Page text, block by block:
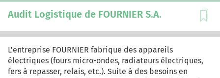
Audit Logistique de FOURNIER S.A.
L'entreprise FOURNIER fabrique des appareils
électriques (fours micro-ondes, radiateurs électriques,
fers à repasser, relais, etc.). Suite à des besoins en